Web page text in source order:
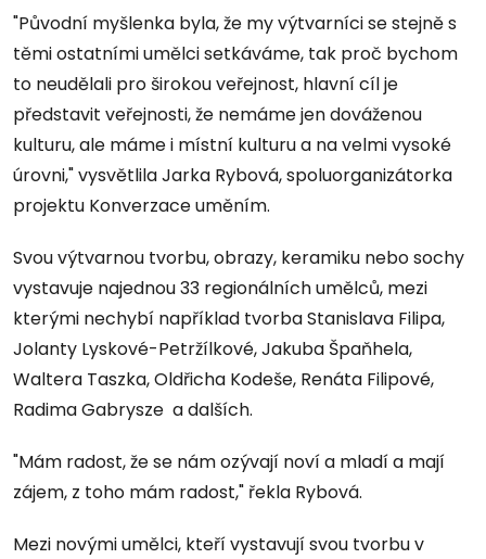
"Původní myšlenka byla, že my výtvarníci se stejně s
těmi ostatními umělci setkáváme, tak proč bychom
to neudělali pro širokou veřejnost, hlavní cíl je
představit veřejnosti, že nemáme jen dováženou
kulturu, ale máme i místní kulturu a na velmi vysoké
úrovni," vysvětlila Jarka Rybová, spoluorganizátorka
projektu Konverzace uměním.
Svou výtvarnou tvorbu, obrazy, keramiku nebo sochy
vystavuje najednou 33 regionálních umělců, mezi
kterými nechybí například tvorba Stanislava Filipa,
Jolanty Lyskové-Petržílkové, Jakuba Špaňhela,
Waltera Taszka, Oldřicha Kodeše, Renáta Filipové,
Radima Gabrysze a dalších.
"Mám radost, že se nám ozývají noví a mladí a mají
zájem, z toho mám radost," řekla Rybová.
Mezi novými umělci, kteří vystavují svou tvorbu v